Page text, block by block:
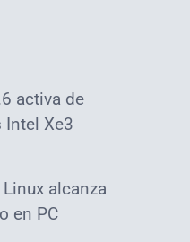
activa de
Intel Xe3
alcanza
en PC